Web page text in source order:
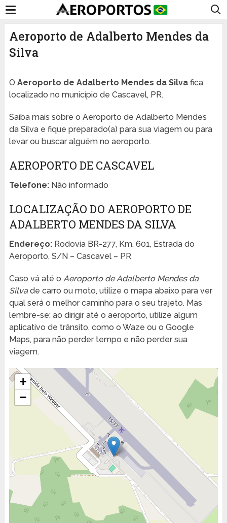
Aeroporto de Adalberto Mendes da
Silva
O Aeroporto de Adalberto Mendes da Silvafica
localizado no município de Cascavel, PR.
Saiba mais sobre o Aeroporto de Adalberto Mendes
da Silva e fique preparado(a) para sua viagem ou para
levar ou buscar alguém no aeroporto.
AEROPORTO DE CASCAVEL
Telefone:Não informado
LOCALIZAÇÃO DO AEROPORTO DE
ADALBERTO MENDES DA SILVA
Endereço:Rodovia BR-277, Km. 601, Estrada do
Aeroporto, S/N – Cascavel – PR
Caso vá até o Aeroporto de Adalberto Mendes da
Silvade carro ou moto, utilize o mapa abaixo para ver
qual será o melhor caminho para o seu trajeto. Mas
lembre-se: ao dirigir até o aeroporto, utilize algum
aplicativo de trânsito, como o Waze ou o Google
Maps, para não perder tempo e não perder sua
viagem.
+
−